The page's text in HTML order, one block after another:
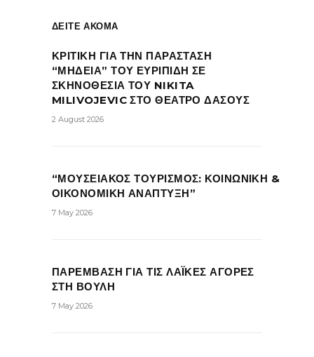
ΔΕΙΤΕ ΑΚΟΜΑ
ΚΡΙΤΙΚΗ ΓΙΑ ΤΗΝ ΠΑΡΑΣΤΑΣΗ
“ΜΗΔΕΙΑ” ΤΟΥ ΕΥΡΙΠΙΔΗ ΣΕ
ΣΚΗΝΟΘΕΣΙΑ ΤΟΥ NIKITA
MILIVOJEVIC ΣΤΟ ΘΕΑΤΡΟ ΔΑΣΟΥΣ
2 August 2026
“ΜΟΥΣΕΙΑΚΟΣ ΤΟΥΡΙΣΜΟΣ: ΚΟΙΝΩΝΙΚΗ &
ΟΙΚΟΝΟΜΙΚΗ ΑΝΑΠΤΥΞΗ”
7 May 2026
ΠΑΡΕΜΒΑΣΗ ΓΙΑ ΤΙΣ ΛΑΪΚΕΣ ΑΓΟΡΕΣ
ΣΤΗ ΒΟΥΛΗ
7 May 2026